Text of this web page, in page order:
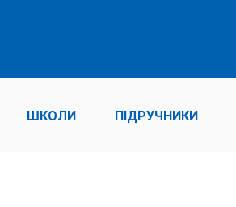
ШКОЛИ ПІДРУЧНИКИ